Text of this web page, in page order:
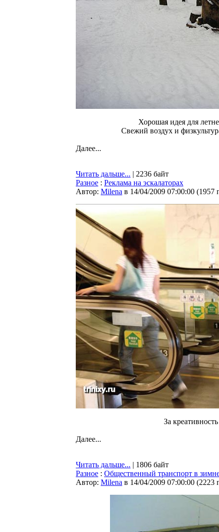
Хорошая идея для
Свежий воздух и
Далее...
Читать дальше... | 2236 байт
Разное : Реклама на эскалаторах
Автор: Milena в 14/04/2009 07:00:00 (1957
За
Далее...
Читать дальше... | 1806 байт
Разное : Общественный транспорт в
Автор: Milena в 14/04/2009 07:00:00 (2223